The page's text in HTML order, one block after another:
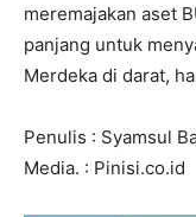
meremajakan aset
panjang untuk
Merdeka di darat,
Penulis : Syamsul
Media. : Pinisi.co.id